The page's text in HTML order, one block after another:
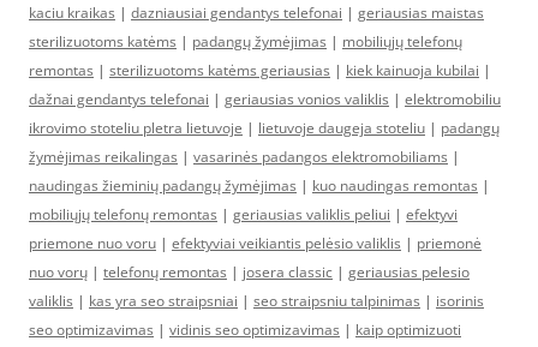
kaciu kraikas | dazniausiai gendantys telefonai | geriausias maistas
sterilizuotoms katėms | padangų žymėjimas | mobiliųjų telefonų
remontas | sterilizuotoms katėms geriausias | kiek kainuoja kubilai |
dažnai gendantys telefonai | geriausias vonios valiklis | elektromobiliu
ikrovimo stoteliu pletra lietuvoje | lietuvoje daugeja stoteliu | padangų
žymėjimas reikalingas | vasarinės padangos elektromobiliams |
naudingas žieminių padangų žymėjimas | kuo naudingas remontas |
mobiliųjų telefonų remontas | geriausias valiklis peliui | efektyvi
priemone nuo voru | efektyviai veikiantis pelėsio valiklis | priemonė
nuo vorų | telefonų remontas | josera classic | geriausias pelesio
valiklis | kas yra seo straipsniai | seo straipsniu talpinimas | isorinis
seo optimizavimas | vidinis seo optimizavimas | kaip optimizuoti